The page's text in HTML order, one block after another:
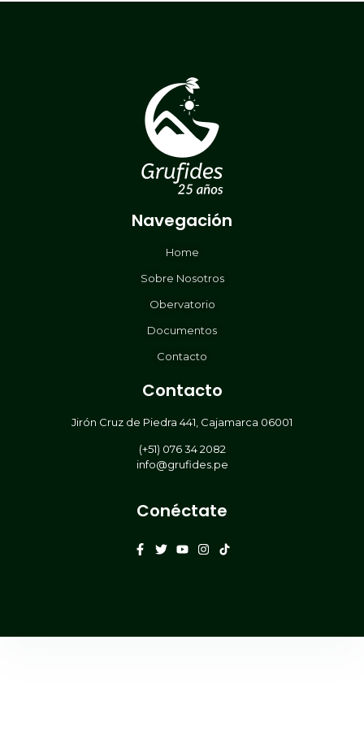
Navegación
Home
Sobre Nosotros
Obervatorio
Documentos
Contacto
Contacto
Jirón Cruz de Piedra 441, Cajamarca 06001
(+51) 076 34 2082
info@grufides.pe
Conéctate